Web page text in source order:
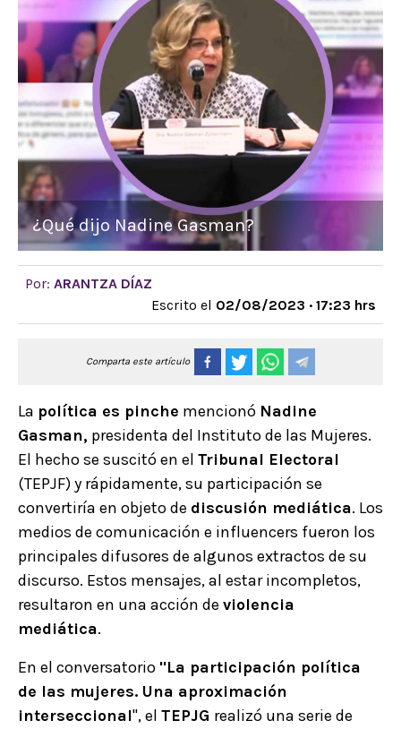
¿Qué dijo Nadine Gasman?
Por: ARANTZA DÍAZ
Escrito el 02/08/2023 · 17:23 hrs
Comparta este artículo
La política es pinche mencionó Nadine
Gasman, presidenta del Instituto de las Mujeres.
El hecho se suscitó en el Tribunal Electoral
(TEPJF) y rápidamente, su participación se
convertiría en objeto de discusión mediática. Los
medios de comunicación e influencers fueron los
principales difusores de algunos extractos de su
discurso. Estos mensajes, al estar incompletos,
resultaron en una acción de violencia
mediática.
En el conversatorio "La participación política
de las mujeres. Una aproximación
interseccional", el TEPJG realizó una serie de